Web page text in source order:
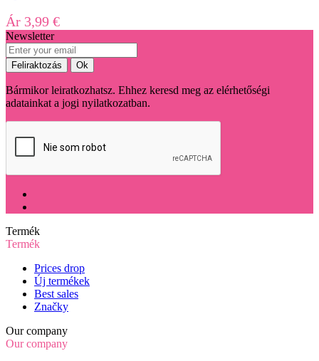
Ár 3,99 €
Newsletter
Bármikor leiratkozhatsz. Ehhez keresd meg az elérhetőségi
adatainkat a jogi nyilatkozatban.
Termék
Termék
Prices drop
Új termékek
Best sales
Značky
Our company
Our company